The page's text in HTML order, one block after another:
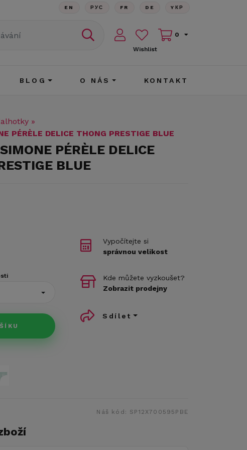
EN РУС FR DE YКР
Wishlist
0
BLOG O NÁS KONTAKT
»
PÉRÈLE DELICE THONG PRESTIGE BLUE
PÉRÈLE DELICE
BLUE
Vypočítejte si
správnou velikost
Kde můžete vyzkoušet?
Zobrazit prodejny
Sdílet
Náš kód: SP12X700595PBE